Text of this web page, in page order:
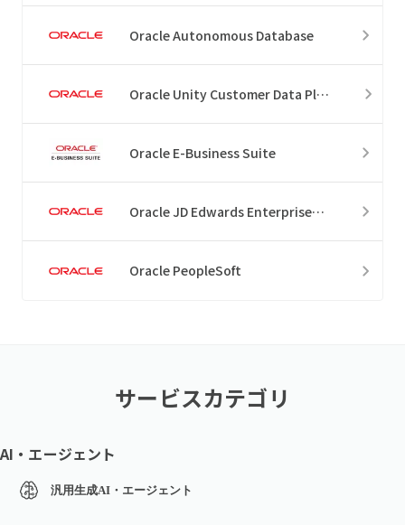
Oracle Autonomous Database
Oracle Unity Customer Data Platform
Oracle E-Business Suite
Oracle JD Edwards EnterpriseOne
Oracle PeopleSoft
サービスカテゴリ
AI・エージェント
汎用生成AI・エージェント